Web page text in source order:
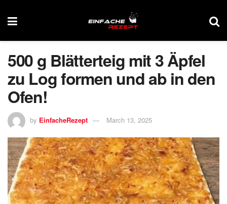
500 g Blätterteig mit 3 Äpfel
zu Log formen und ab in den
Ofen!
by EinfacheRezept March 13, 2025